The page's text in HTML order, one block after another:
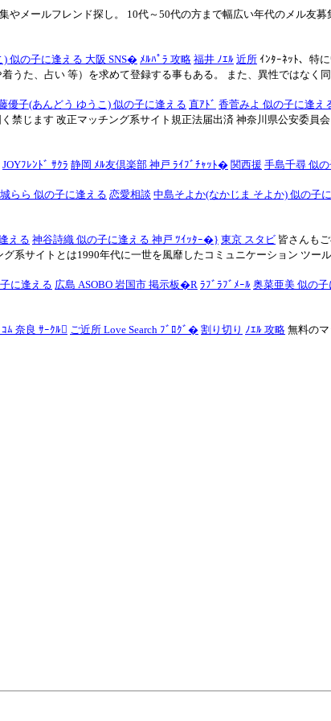
やメールフレンド探し。 10代～50代の方まで幅広い年代のメル友
) 似の子に逢える 大阪 SNS� ﾒﾙﾊﾟﾗ 攻略 福井 ﾉｴﾙ 近所 ｲﾝﾀｰﾈｯﾄ、特
うた、占い 等）を求めて登録する事もある。 また、異性ではなく
優子(あんどう ゆうこ) 似の子に逢える 直ｱﾄﾞ 香菅みよ 似の子に逢え
じます 改正マッチング系サイト規正法届出済 神奈川県公安委員
JOYﾌﾚﾝﾄﾞ ｻｸﾗ 静岡 ﾒﾙ友倶楽部 神戸 ﾗｲﾌﾞﾁｬｯﾄ� 関西援 手島千尋 似
らら 似の子に逢える 恋愛相談 中島そよか(なかじま そよか) 似の子
える 神谷詩織 似の子に逢える 神戸 ﾂｲｯﾀｰ�} 東京 スタビ 皆さんも
系サイトとは1990年代に一世を風靡したコミュニケーション ツー
に逢える 広島 ASOBO 岩国市 掲示板�R ﾗﾌﾞﾗﾌﾞﾒｰﾙ 奥菜亜美 似の
ﾑ 奈良 ｻｰｸﾙ ご近所 Love Search ﾌﾞﾛｸﾞ� 割り切り ﾉｴﾙ 攻略 無料の